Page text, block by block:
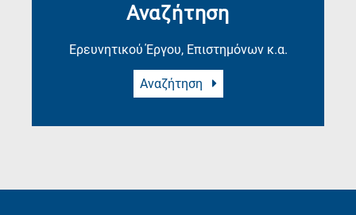
Αναζήτηση
Ερευνητικού Έργου, Επιστημόνων κ.α.
Αναζήτηση